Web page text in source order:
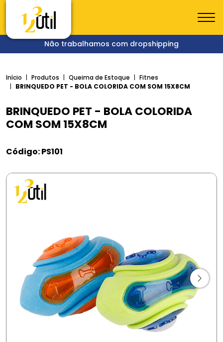
Não trabalhamos com dropshipping
Início Produtos Queima de Estoque
Fitnes
BRINQUEDO PET - BOLA COLORIDA COM SOM 15X8CM
BRINQUEDO PET - BOLA COLORIDA
COM SOM 15X8CM
Código: PS101